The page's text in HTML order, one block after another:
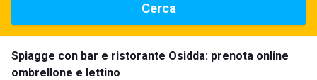
Cerca
Spiagge con bar e ristorante Osidda: prenota online
ombrellone e lettino